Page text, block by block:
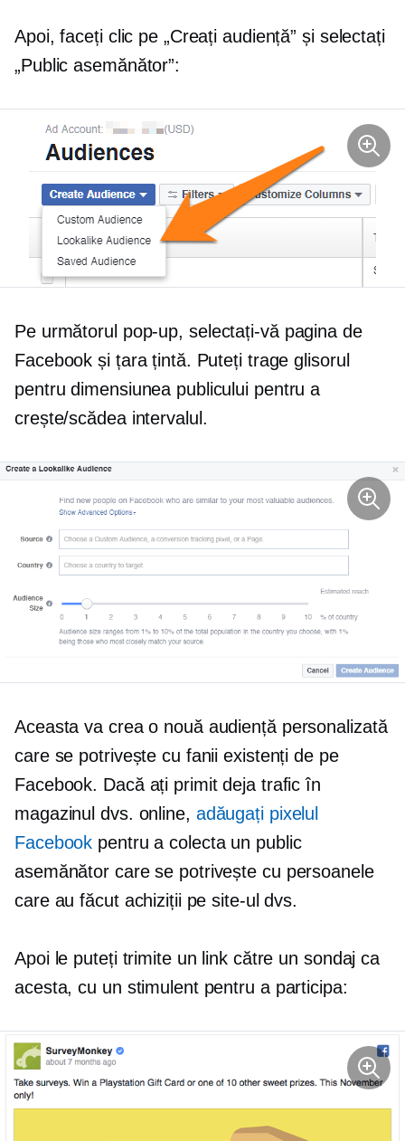
Apoi, faceți clic pe „Creați audiență” și selectați
„Public asemănător”:
Pe următorul pop-up, selectați-vă pagina de
Facebook și țara țintă. Puteți trage glisorul
pentru dimensiunea publicului pentru a
crește/scădea intervalul.
Aceasta va crea o nouă audiență personalizată
care se potrivește cu fanii existenți de pe
Facebook. Dacă ați primit deja trafic în
magazinul dvs. online, adăugați pixelul
Facebook pentru a colecta un public
asemănător care se potrivește cu persoanele
care au făcut achiziții pe site-ul dvs.
Apoi le puteți trimite un link către un sondaj ca
acesta, cu un stimulent pentru a participa: